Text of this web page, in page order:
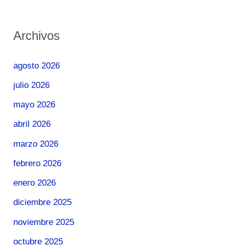
Archivos
agosto 2026
julio 2026
mayo 2026
abril 2026
marzo 2026
febrero 2026
enero 2026
diciembre 2025
noviembre 2025
octubre 2025